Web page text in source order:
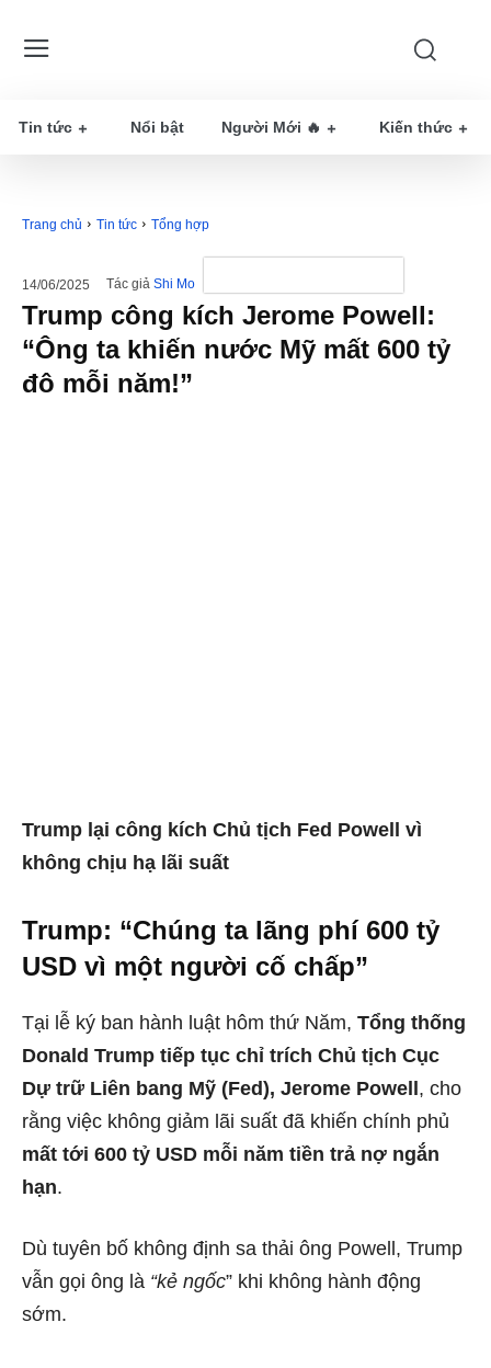
Tin tức Nổi bật Người Mới 🔥 Kiến thức
Trang chủ Tin tức Tổng hợp
14/06/2025 Tác giả Shi Mo
Trump công kích Jerome Powell:
“Ông ta khiến nước Mỹ mất 600 tỷ
đô mỗi năm!”
Trump lại công kích Chủ tịch Fed Powell vì
không chịu hạ lãi suất
Trump: “Chúng ta lãng phí 600 tỷ
USD vì một người cố chấp”
Tại lễ ký ban hành luật hôm thứ Năm, Tổng thống
Donald Trump tiếp tục chỉ trích Chủ tịch Cục
Dự trữ Liên bang Mỹ (Fed), Jerome Powell , cho
rằng việc không giảm lãi suất đã khiến chính phủ
mất tới 600 tỷ USD mỗi năm tiền trả nợ ngắn
hạn.
Dù tuyên bố không định sa thải ông Powell, Trump
vẫn gọi ông là “kẻ ngốc” khi không hành động
sớm.